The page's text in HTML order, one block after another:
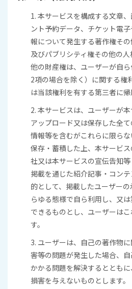
1. 本サービスを構成する文章
ント予約データ、チケット電
報について発生する著作権そ
及びパブリシティ権その他の
他の財産権は、ユーザーが自
2項の場合を除く）に関する権
は当該権利を有する第三者に帰
2. 本サービスは、ユーザーが本
アップロード又は保存した全
情報等を含むがこれらに限ら
保存・蓄積した上、本サービ
社又は本サービスの宣伝告知
掲載を通じた紹介記事・コン
的として、掲載したユーザー
らゆる態様で自ら利用し、又
できるものとし、ユーザーは
す。
3. ユーザーは、自己の著作物
害等の問題が発生した場合、
かかる問題を解決するととも
損害を与えないものとします。